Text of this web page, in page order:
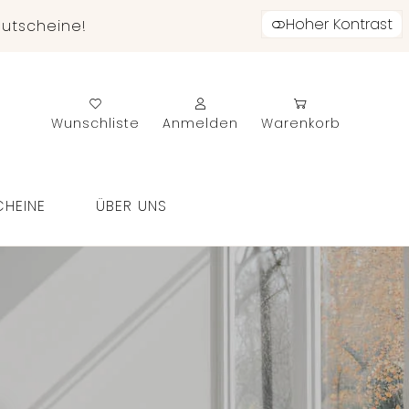
Hoher Kontrast
Wunschliste Anmelden Warenkorb
ÜBER UNS